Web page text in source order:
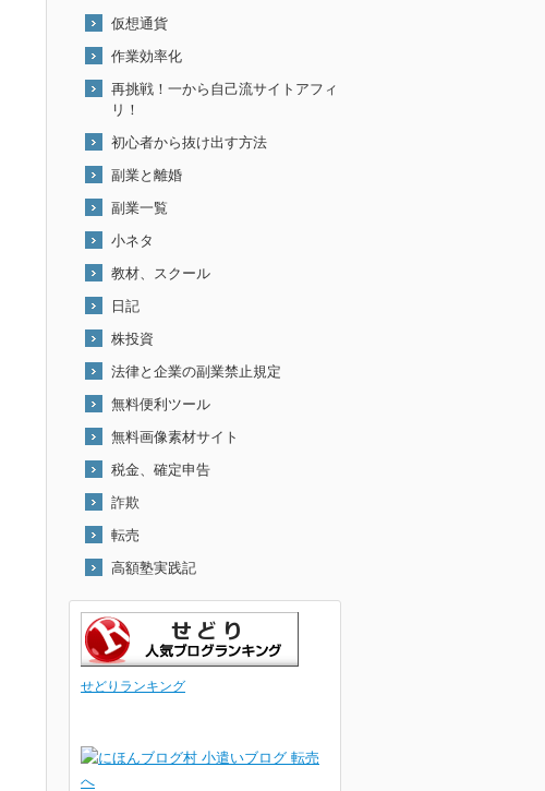
仮想通貨
作業効率化
再挑戦！一から自己流サイトアフィ
リ！
初心者から抜け出す方法
副業と離婚
副業一覧
小ネタ
教材、スクール
日記
株投資
法律と企業の副業禁止規定
無料便利ツール
無料画像素材サイト
税金、確定申告
詐欺
転売
高額塾実践記
せどりランキング